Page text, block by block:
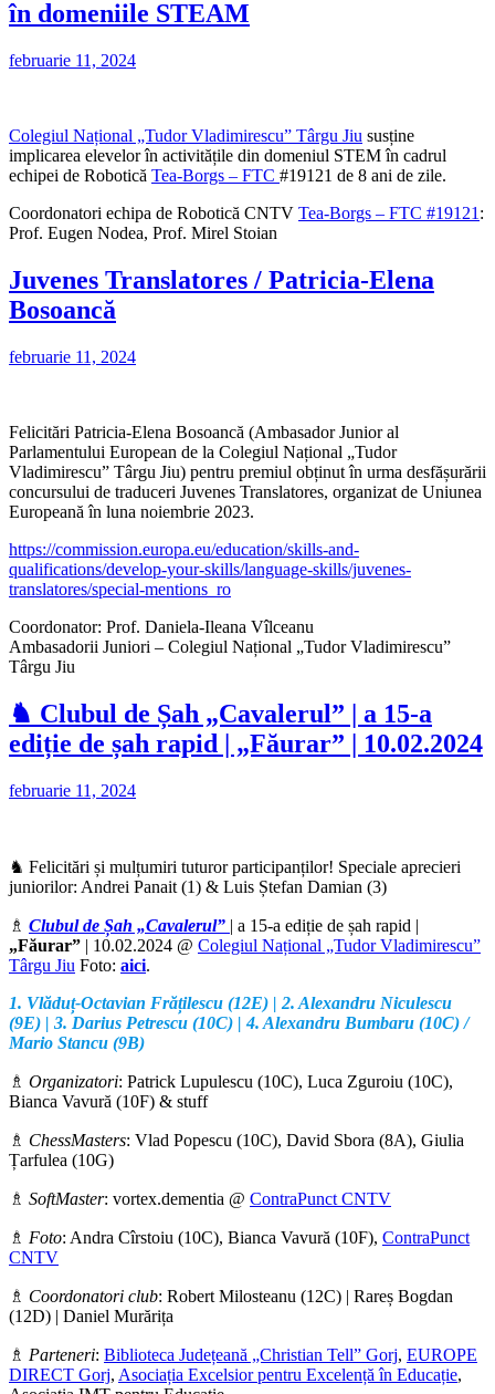
în domeniile STEAM
februarie 11, 2024
Colegiul Național „Tudor Vladimirescu” Târgu Jiu susține
implicarea elevelor în activitățile din domeniul STEM în cadrul
echipei de Robotică Tea-Borgs – FTC #19121 de 8 ani de zile.
Coordonatori echipa de Robotică CNTV Tea-Borgs – FTC #19121 :
Prof. Eugen Nodea, Prof. Mirel Stoian
Juvenes Translatores / Patricia-Elena
Bosoancă
februarie 11, 2024
Felicitări Patricia-Elena Bosoancă (Ambasador Junior al
Parlamentului European de la Colegiul Național „Tudor
Vladimirescu” Târgu Jiu) pentru premiul obținut în urma desfășurării
concursului de traduceri Juvenes Translatores, organizat de Uniunea
Europeană în luna noiembrie 2023.
https://commission.europa.eu/education/skills-and-
qualifications/develop-your-skills/language-skills/juvenes-
translatores/special-mentions_ro
Coordonator: Prof. Daniela-Ileana Vîlceanu
Ambasadorii Juniori – Colegiul Național „Tudor Vladimirescu”
Târgu Jiu
♞ Clubul de Șah „Cavalerul” | a 15-a
ediție de șah rapid | „Făurar” | 10.02.2024
februarie 11, 2024
♞ Felicitări și mulțumiri tuturor participanților! Speciale aprecieri
juniorilor: Andrei Panait (1) & Luis Ștefan Damian (3)
♗ Clubul de Șah „Cavalerul” | a 15-a ediție de șah rapid |
„Făurar” | 10.02.2024 @ Colegiul Național „Tudor Vladimirescu”
Târgu Jiu Foto: aici.
1. Vlăduț-Octavian Frățilescu (12E) | 2. Alexandru Niculescu
(9E) | 3. Darius Petrescu (10C) | 4. Alexandru Bumbaru (10C) /
Mario Stancu (9B)
♗ Organizatori: Patrick Lupulescu (10C), Luca Zguroiu (10C),
Bianca Vavură (10F) & stuff
♗ ChessMasters: Vlad Popescu (10C), David Sbora (8A), Giulia
Țarfulea (10G)
♗ SoftMaster: vortex.dementia @ ContraPunct CNTV
♗ Foto: Andra Cîrstoiu (10C), Bianca Vavură (10F), ContraPunct
CNTV
♗ Coordonatori club: Robert Milosteanu (12C) | Rareș Bogdan
(12D) | Daniel Murărița
♗ Parteneri: Biblioteca Județeană „Christian Tell” Gorj, EUROPE
DIRECT Gorj, Asociația Excelsior pentru Excelență în Educație,